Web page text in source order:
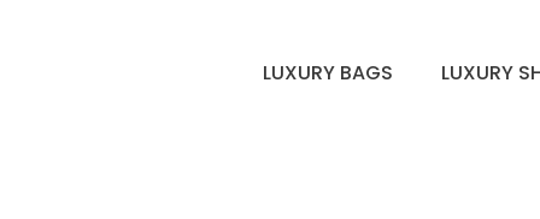
LUXURY BAGS LUXURY